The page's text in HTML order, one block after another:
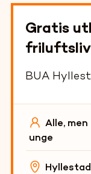
Gratis
BUA
Alle,
unge
Hyllestad